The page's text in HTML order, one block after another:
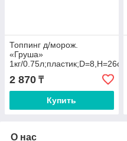
Топпинг д/морож.
«Груша»
1кг/0.75л;пластик;D=8,H=26см
2 870 ₸
Купить
О нас